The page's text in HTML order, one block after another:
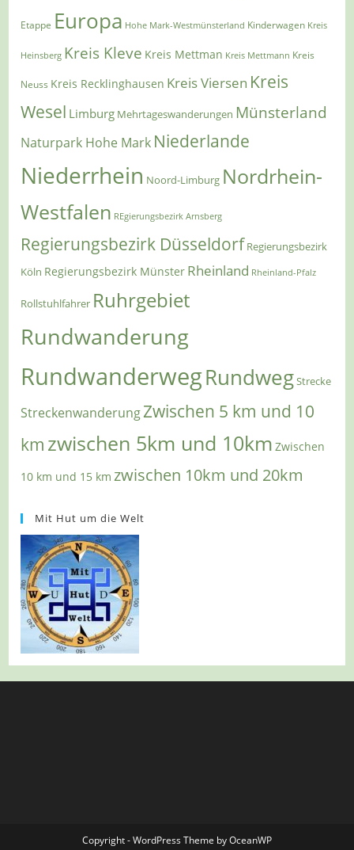
Etappe Europa Hohe Mark-Westmünsterland Kinderwagen Kreis
Heinsberg Kreis Kleve Kreis Mettman Kreis Mettmann Kreis
Neuss Kreis Recklinghausen Kreis Viersen Kreis
Wesel Limburg Mehrtageswanderungen Münsterland
Naturpark Hohe Mark Niederlande
Niederrhein Noord-Limburg Nordrhein-
Westfalen REgierungsbezirk Arnsberg
Regierungsbezirk Düsseldorf Regierungsbezirk
Köln Regierungsbezirk Münster Rheinland Rheinland-Pfalz
Rollstuhlfahrer Ruhrgebiet
Rundwanderung
RundwanderwegRundwegStrecke
StreckenwanderungZwischen 5 km und 10
km zwischen 5km und 10km Zwischen
10 km und 15 km zwischen 10km und 20km
Mit Hut um die Welt
Copyright - WordPress Theme by OceanWP